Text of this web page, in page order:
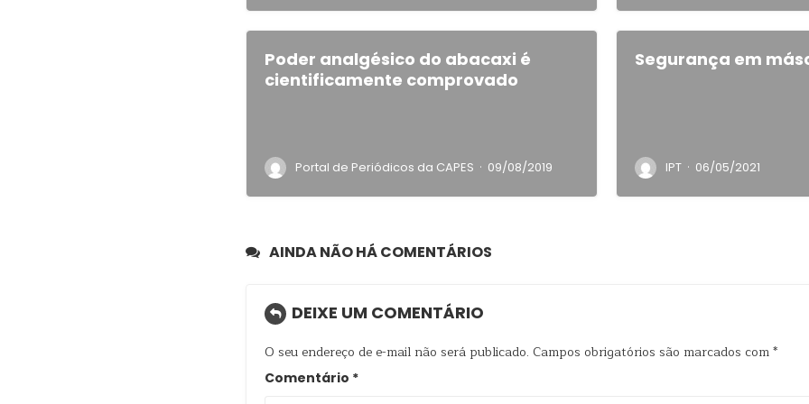
Poder analgésico do abacaxi é
cientificamente comprovado
Portal de Periódicos da CAPES · 09/08/2019
Segurança em
IPT · 06/05/2021
AINDA NÃO HÁ COMENTÁRIOS
DEIXE UM COMENTÁRIO
O seu endereço de e-mail não será publicado. Campos obrigatórios são marcados com*
Comentário *